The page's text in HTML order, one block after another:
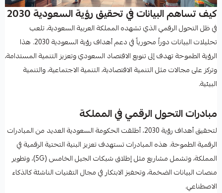
كيف تساهم البيانات في تحقيق رؤية السعودية 2030
في ظل التحول الرقمي الذي تشهده المملكة العربية السعودية، تلعب
تحليلات البيانات دوراً محورياً في دعم أهداف رؤية السعودية 2030. هذا
الرؤية الطموحة تهدف إلى تنويع الاقتصاد السعودي وتعزيز التنمية المستدامة،
وتركز على مجالات مثل التنمية الاقتصادية، التنمية الاجتماعية، والتنمية
البيئية.
مبادرات التحول الرقمي في المملكة
لتحقيق أهداف رؤية 2030، أطلقت الحكومة السعودية العديد من المبادرات
الرقمية الطموحة. هذه المبادرات تستهدف تعزيز البنية التحتية الرقمية في
المملكة، وتشمل مشاريع مثل إطلاق شبكات الجيل الخامس (5G)، وتطوير
منصات البيانات الضخمة، وتحفيز الابتكار في مجال التقنيات الناشئة كالذكاء
الاصطناعي.